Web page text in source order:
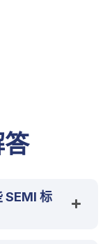
SEMI 标